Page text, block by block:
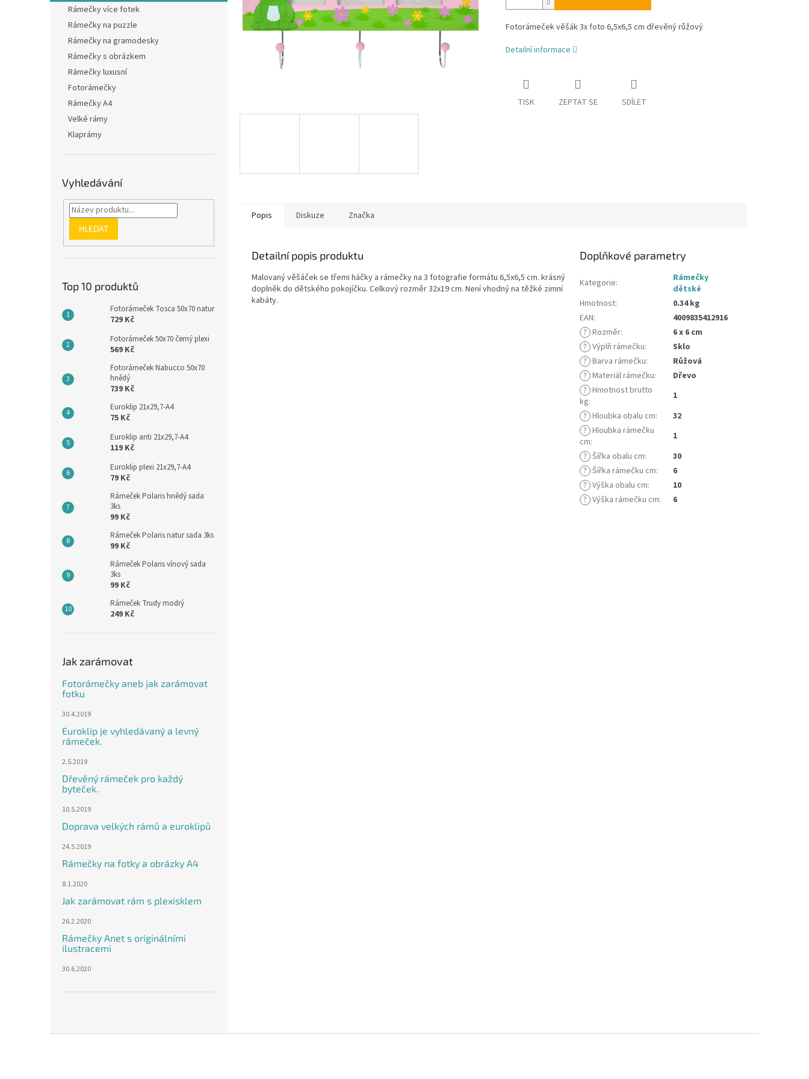
n
Rámečky více fotek
Rámečky na puzzle
Rámečky na gramodesky
Rámečky s obrázkem
Rámečky luxusní
Fotorámečky
Rámečky A4
Velké rámy
Klaprámy
Vyhledávání
HLEDAT
Top 10 produktů
Fotorámeček Tosca 50x70 natur
729 Kč
Fotorámeček 50x70 černý plexi
569 Kč
Fotorámeček Nabucco 50x70
hnědý
739 Kč
Euroklip 21x29,7-A4
75 Kč
Euroklip anti 21x29,7-A4
119 Kč
Euroklip plexi 21x29,7-A4
79 Kč
Rámeček Polaris hnědý sada
3ks
99 Kč
Rámeček Polaris natur sada 3ks
99 Kč
Rámeček Polaris vínový sada
3ks
99 Kč
Rámeček Trudy modrý
249 Kč
Jak zarámovat
Fotorámečky aneb jak zarámovat
fotku
30.4.2019
Euroklip je vyhledávaný a levný
rámeček.
2.5.2019
Dřevěný rámeček pro každý
byteček.
10.5.2019
Doprava velkých rámů a euroklipů
24.5.2019
Rámečky na fotky a obrázky A4
8.1.2020
Jak zarámovat rám s plexisklem
26.2.2020
Rámečky Anet s originálními
ilustracemi
30.6.2020
Fotorámeček věšák 3x foto 6,5x6,5 cm dřevěný růžový
Detailní informace
TISK ZEPTAT SE SDÍLET
Popis Diskuze Značka
Detailní popis produktu
Malovaný věšáček se třemi háčky a rámečky na 3 fotografie formátu 6,5x6,5 cm. krásný
doplněk do dětského pokojíčku. Celkový rozměr 32x19 cm. Není vhodný na těžké zimní
kabáty.
Doplňkové parametry
Kategorie:
Rámečky
dětské
Hmotnost:
0.34 kg
EAN:
4009835412916
? Rozměr:
6 x 6 cm
? Výplň rámečku:
Sklo
? Barva rámečku:
Růžová
? Materiál rámečku:
Dřevo
? Hmotnost brutto
kg:
1
? Hloubka obalu cm:
32
? Hloubka rámečku
cm:
1
? Šířka obalu cm:
30
? Šířka rámečku cm:
6
? Výška obalu cm:
10
? Výška rámečku cm: 6